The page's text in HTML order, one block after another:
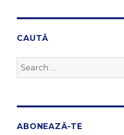
CAUTĂ
Search
for:
ABONEAZĂ-TE